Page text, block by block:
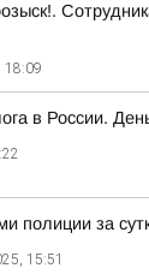
18:09
в России.
полиции за
15:51